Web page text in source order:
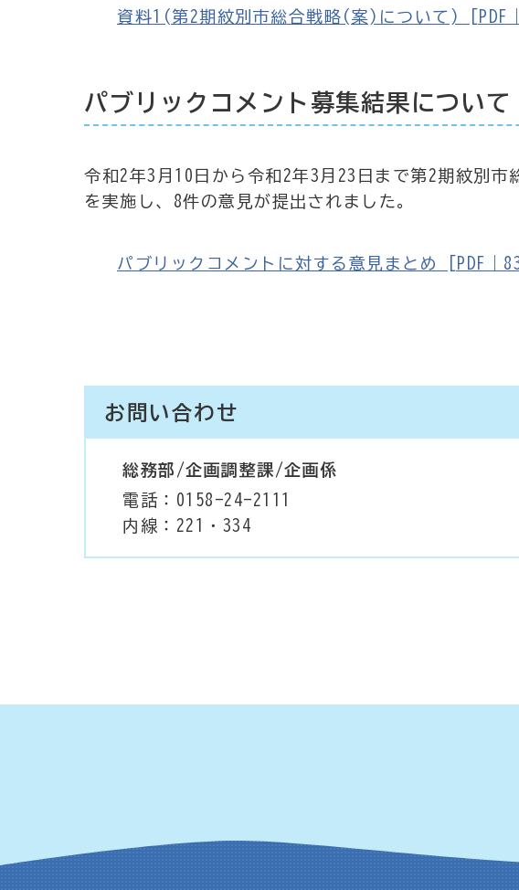
資料1(第2期紋別市総合戦略(案)について) [PDF
パブリックコメント募集結果について
令和2年3月10日から令和2年3月23日まで第2期紋別
を実施し、8件の意見が提出されました。
パブリックコメントに対する意見まとめ [PDF｜
お問い合わせ
総務部/企画調整課/企画係
電話：0158-24-2111
内線：221・334